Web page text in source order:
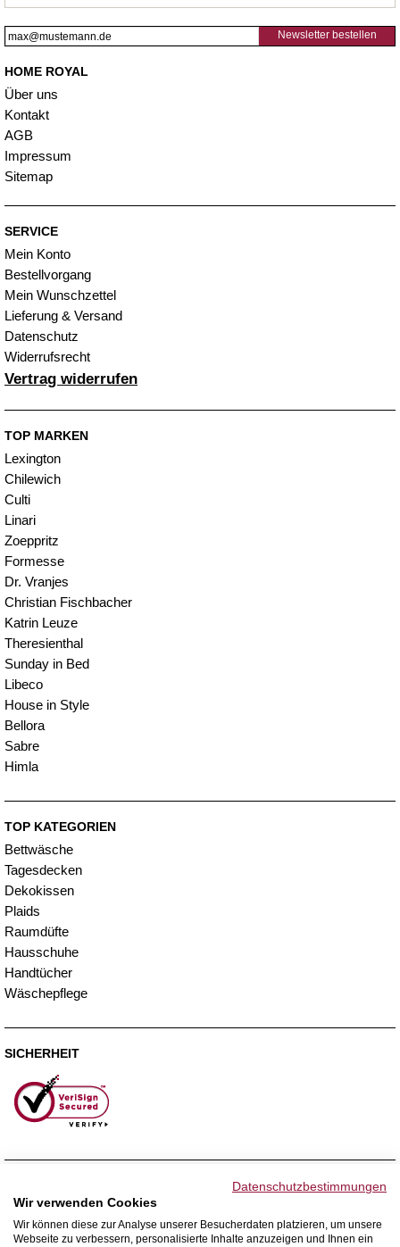
Newsletter bestellen
HOME ROYAL
Über uns
Kontakt
AGB
Impressum
Sitemap
SERVICE
Mein Konto
Bestellvorgang
Mein Wunschzettel
Lieferung & Versand
Datenschutz
Widerrufsrecht
Vertrag widerrufen
TOP MARKEN
Lexington
Chilewich
Culti
Linari
Zoeppritz
Formesse
Dr. Vranjes
Christian Fischbacher
Katrin Leuze
Theresienthal
Sunday in Bed
Libeco
House in Style
Bellora
Sabre
Himla
TOP KATEGORIEN
Bettwäsche
Tagesdecken
Dekokissen
Plaids
Raumdüfte
Hausschuhe
Handtücher
Wäschepflege
SICHERHEIT
Datenschutzbestimmungen
Wir verwenden Cookies
Wir können diese zur Analyse unserer Besucherdaten platzieren, um unsere
Webseite zu verbessern, personalisierte Inhalte anzuzeigen und Ihnen ein